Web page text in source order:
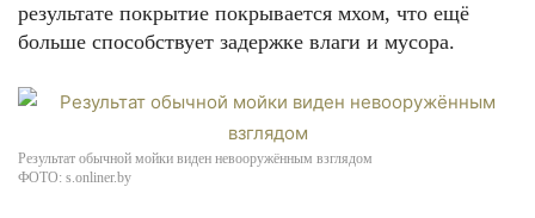
результате покрытие покрывается мхом, что ещё
больше способствует задержке влаги и мусора.
Результат обычной мойки виден невооружённым взглядом
ФОТО: s.onliner.by